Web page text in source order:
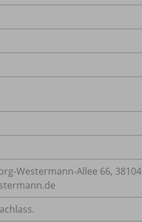
Westermann-Allee 66, 38104